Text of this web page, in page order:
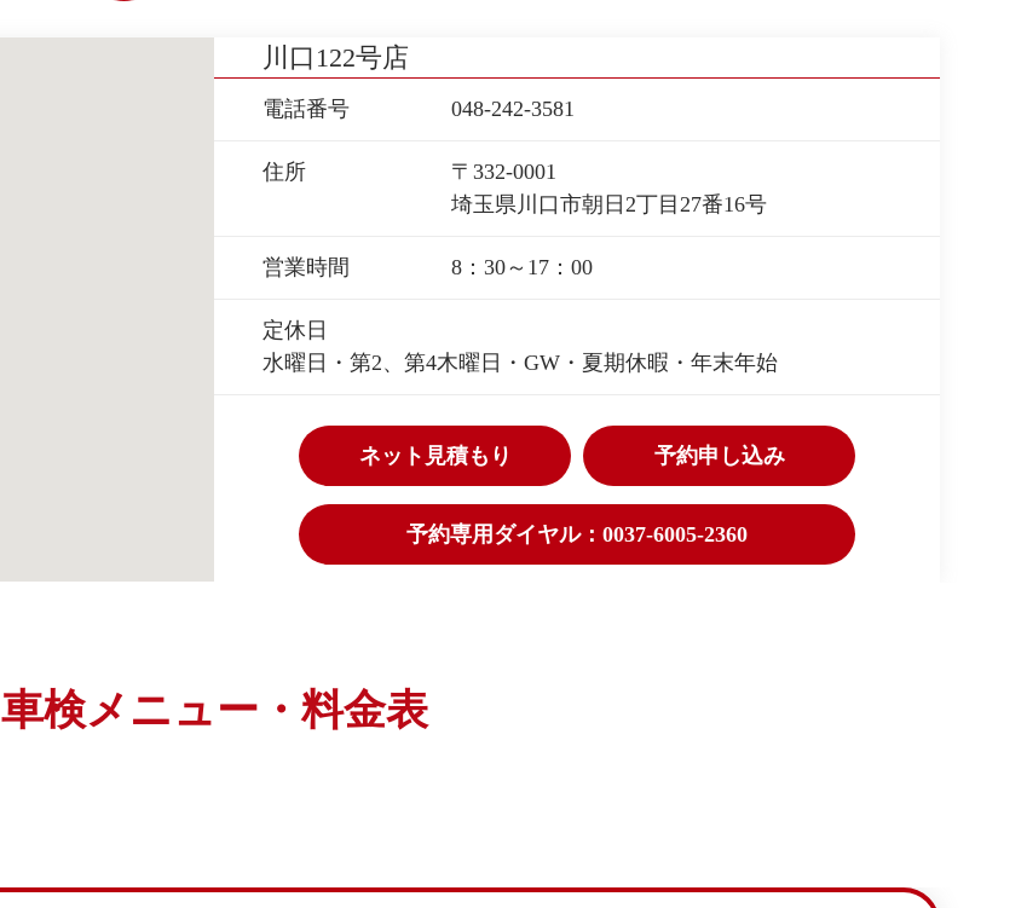
川口122号店
電話番号 048-242-3581
住所
〒332-0001
埼玉県川口市朝日2丁目27番16号
営業時間 8：30～17：00
定休日
水曜日・第2、第4木曜日・GW・夏期休暇・年末年始
ネット見積もり 予約申し込み
予約専用ダイヤル：0037-6005-2360
車検メニュー・料金表